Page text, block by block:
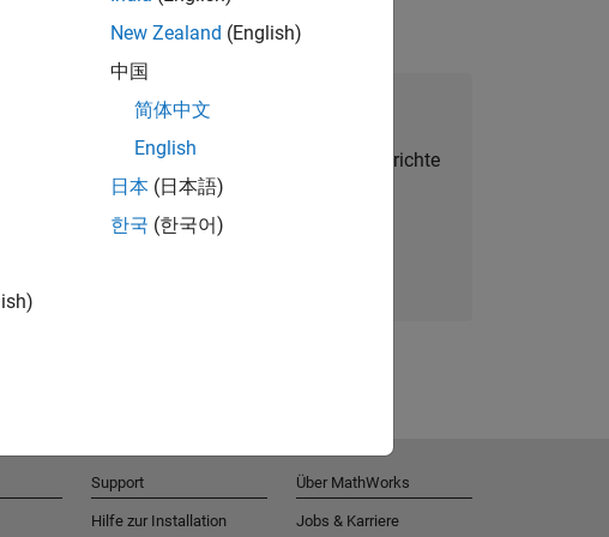
Talent Network beitreten
Erhalten Sie personalisierte Stellenangebote, Berichte
und Unternehmensneuigkeiten.
New Zealand (English)
中国
简体中文
English
日本 (日本語)
한국 (한국어)
Support
Hilfe zur Installation
Über MathWorks
Jobs & Karriere